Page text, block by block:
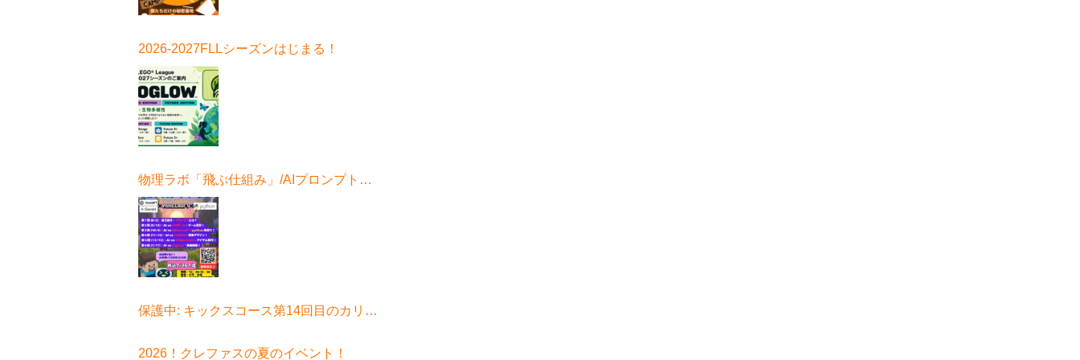
2026-2027FLLシーズンはじまる！
物理ラボ「飛ぶ仕組み」/AIプロンプトラ
ボ始まる！
保護中: キックスコース第14回目のカリキ
2026！クレファスの夏のイベント！